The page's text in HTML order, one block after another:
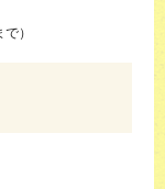
）